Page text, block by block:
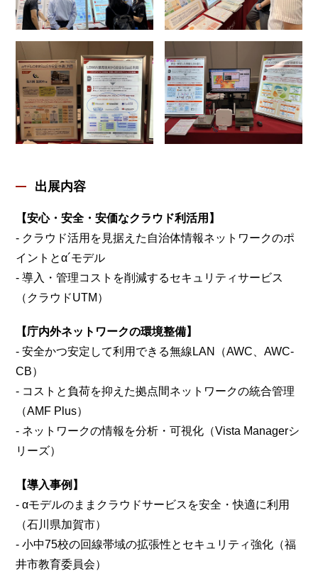
出展内容
【安心・安全・安価なクラウド利活用】
- クラウド活用を見据えた自治体情報ネットワークのポ
イントとα´モデル
- 導入・管理コストを削減するセキュリティサービス
（クラウドUTM）
【庁内外ネットワークの環境整備】
- 安全かつ安定して利用できる無線LAN（AWC、AWC-
CB）
- コストと負荷を抑えた拠点間ネットワークの統合管理
（AMF Plus）
- ネットワークの情報を分析・可視化（Vista Managerシ
リーズ）
【導入事例】
- αモデルのままクラウドサービスを安全・快適に利用
（石川県加賀市）
- 小中75校の回線帯域の拡張性とセキュリティ強化（福
井市教育委員会）